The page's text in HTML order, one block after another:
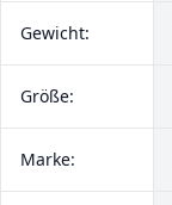
Gewicht:
Größe:
Marke: